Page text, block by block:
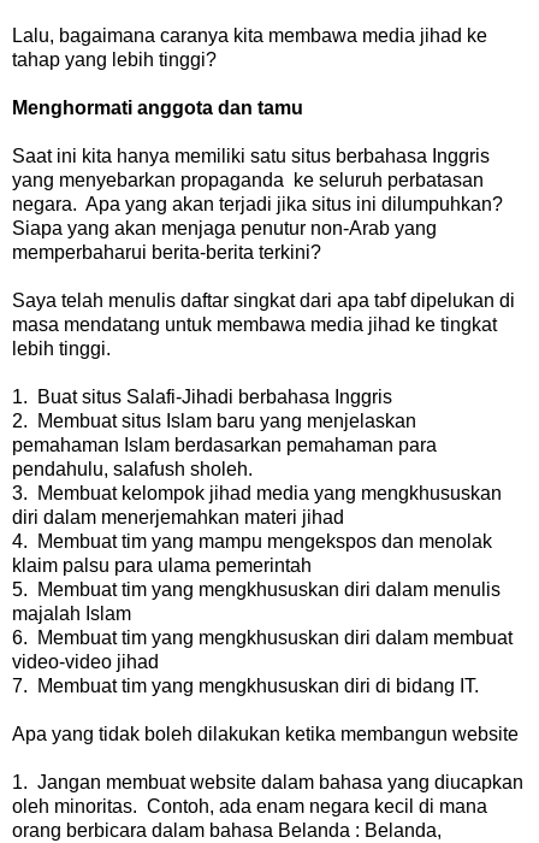
Lalu, bagaimana caranya kita membawa media jihad ke
tahap yang lebih tinggi?
Menghormati anggota dan tamu
Saat ini kita hanya memiliki satu situs berbahasa Inggris
yang menyebarkan propaganda ke seluruh perbatasan
negara. Apa yang akan terjadi jika situs ini dilumpuhkan?
Siapa yang akan menjaga penutur non-Arab yang
memperbaharui berita-berita terkini?
Saya telah menulis daftar singkat dari apa tabf dipelukan di
masa mendatang untuk membawa media jihad ke tingkat
lebih tinggi.
1. Buat situs Salafi-Jihadi berbahasa Inggris
2. Membuat situs Islam baru yang menjelaskan
pemahaman Islam berdasarkan pemahaman para
pendahulu, salafush sholeh.
3. Membuat kelompok jihad media yang mengkhususkan
diri dalam menerjemahkan materi jihad
4. Membuat tim yang mampu mengekspos dan menolak
klaim palsu para ulama pemerintah
5. Membuat tim yang mengkhususkan diri dalam menulis
majalah Islam
6. Membuat tim yang mengkhususkan diri dalam membuat
video-video jihad
7. Membuat tim yang mengkhususkan diri di bidang IT.
Apa yang tidak boleh dilakukan ketika membangun website
1. Jangan membuat website dalam bahasa yang diucapkan
oleh minoritas. Contoh, ada enam negara kecil di mana
orang berbicara dalam bahasa Belanda : Belanda,